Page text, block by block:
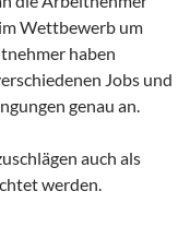
Wettbewerb um
haben
Jobs und
genau an.
auch als
werden.